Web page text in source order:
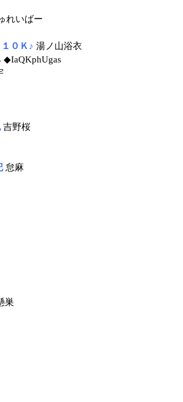
れいばー
０Ｋ♪ 湯ノ山浴衣
◆IaQKphUgas
吉野桜
怠麻
巣